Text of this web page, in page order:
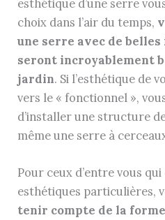
choix dans l’air du temps,
une serre avec de
seront incroyablement
jardin. Si l’esthétique de
vers le « fonctionnel »,
d’installer une structure
même une serre à
Pour ceux d’entre vous
esthétiques particulières,
tenir compte de la